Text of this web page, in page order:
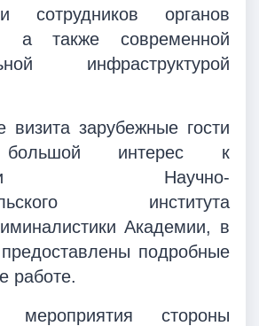
сотрудников органов
а также современной
инфраструктурой
визита зарубежные гости
большой интерес к
Научно-
института
Академии, в
подробные
работе.
стороны